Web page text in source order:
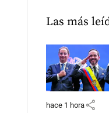
Las más
hace 1 hora share